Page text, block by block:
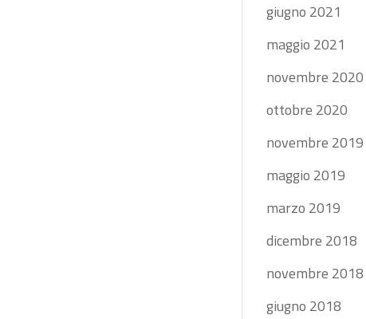
giugno 2021
maggio 2021
novembre 2020
ottobre 2020
novembre 2019
maggio 2019
marzo 2019
dicembre 2018
novembre 2018
giugno 2018